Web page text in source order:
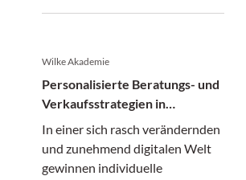
Wilke Akademie
Personalisierte Beratungs- und
Verkaufsstrategien in
Apotheken: Praktische
Anwendung der bioLogic-
Methode im Verkauf und
In einer sich rasch verändernden
und zunehmend digitalen Welt
gewinnen individuelle